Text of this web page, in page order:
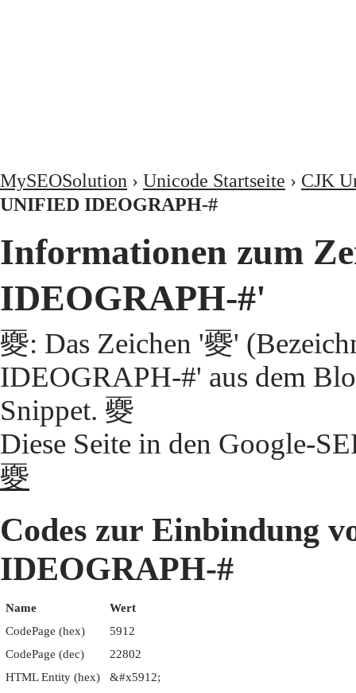
MySEOSolution › Unicode Startseite › CJK
UNIFIED IDEOGRAPH-#
Informationen zum
IDEOGRAPH-#'
夒: Das Zeichen '夒'
IDEOGRAPH-#' aus dem
Snippet. 夒
Diese Seite in den Google-
夒
Codes zur Einbindung
IDEOGRAPH-#
Name
Wert
CodePage (hex)
5912
CodePage (dec)
22802
HTML Entity (hex)
&#x5912;